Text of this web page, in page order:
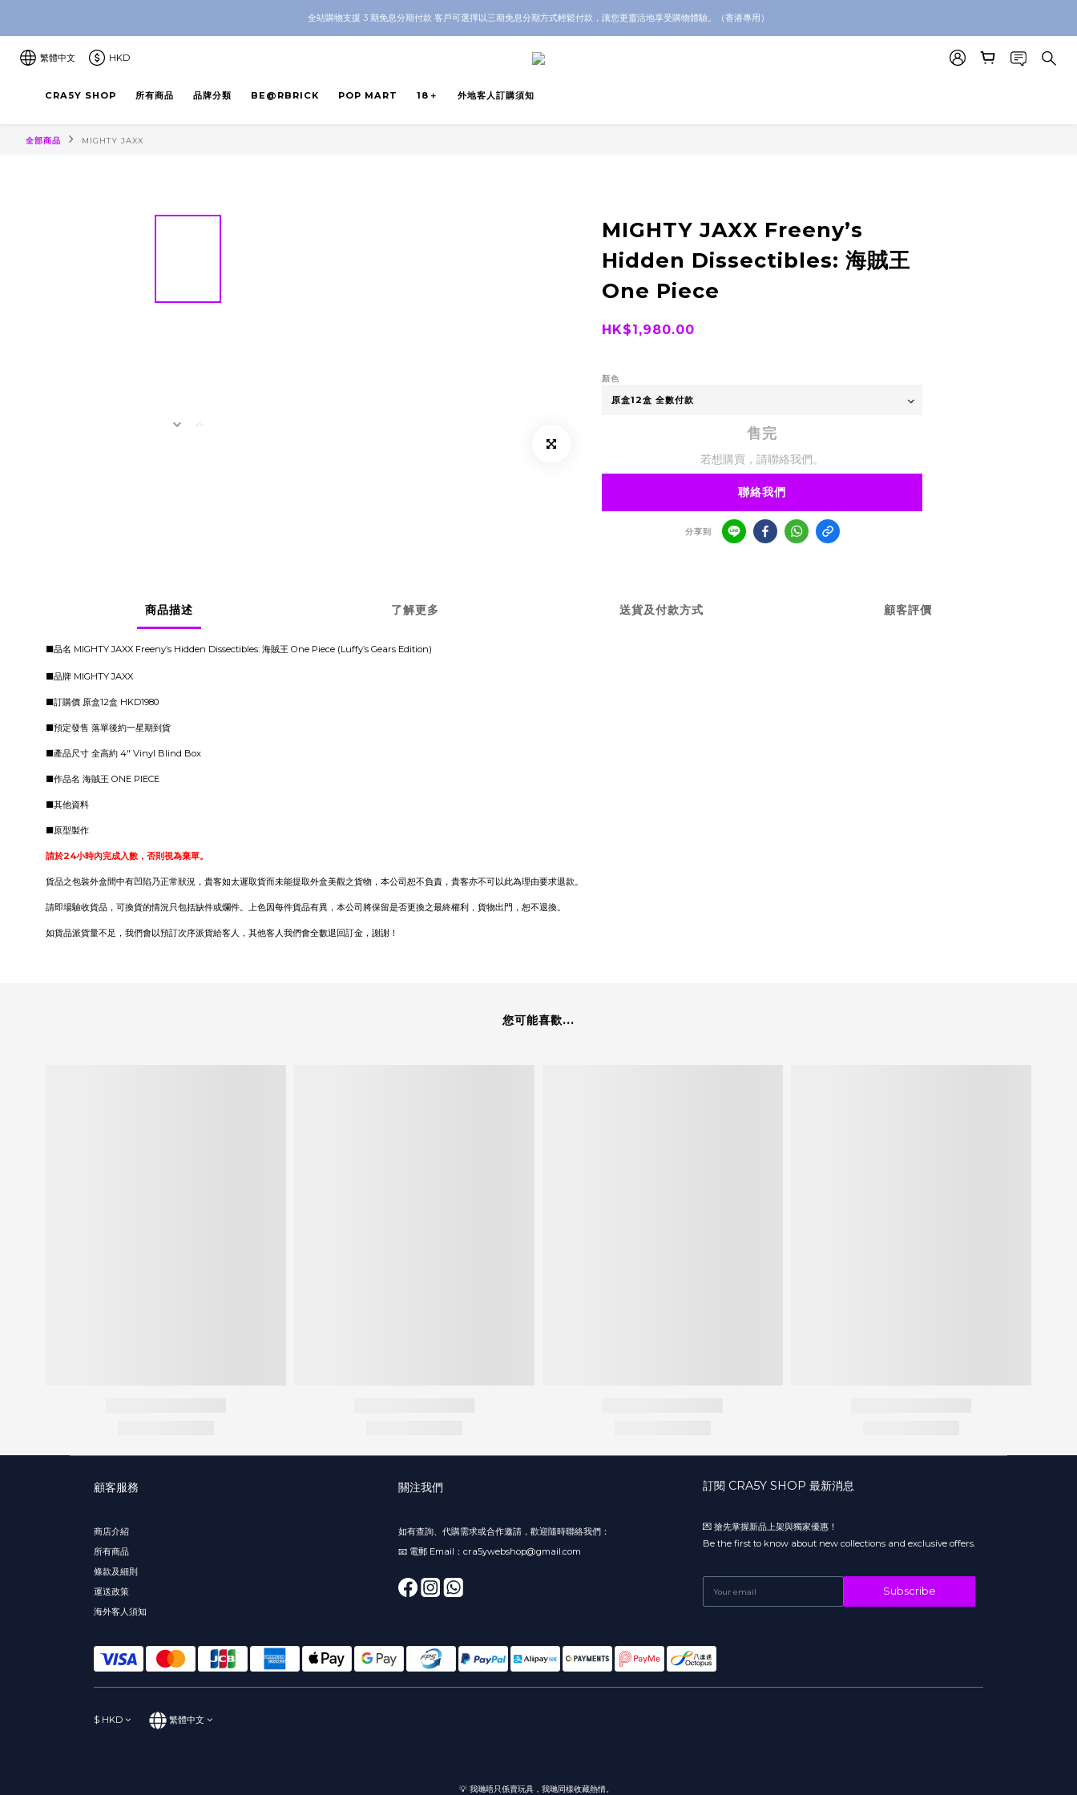
CRA5Y SHOP 全店 100% 正品保證｜支持香港本地 + 海外寄送｜💬 有任何問題？歡迎 WhatsApp 聯絡我們查詢代購服務
全站購物支援 3 期免息分期付款 客戶可選擇以三期免息分期方式輕鬆付款，讓您更靈活地享受購物體驗。（香港專用）
CRA5Y SHOP 全店 100% 正品保證｜支持香港本地 + 海外寄送｜💬 有任何問題？歡迎 WhatsApp 聯絡我們查詢代購服務
繁體中文 HKD
CRA5Y SHOP 所有商品 品牌分類 BE@RBRICK POP MART 18＋ 外地客人訂購須知
全部商品 MIGHTY JAXX
MIGHTY JAXX Freeny’s
Hidden Dissectibles: 海賊王
One Piece
HK$1,980.00
顏色
售完
若想購買，請聯絡我們。
聯絡我們
分享到
商品描述 了解更多 送貨及付款方式 顧客評價
■品名 MIGHTY JAXX Freeny’s Hidden Dissectibles: 海賊王 One Piece (Luffy’s Gears Edition)
■品牌 MIGHTY JAXX
■訂購價 原盒12盒 HKD1980
■預定發售 落單後約一星期到貨
■產品尺寸 全高約 4" Vinyl Blind Box
■作品名 海賊王 ONE PIECE
■其他資料
■原型製作
請於24小時內完成入數，否則視為棄單。
貨品之包裝外盒間中有凹陷乃正常狀況，貴客如太遲取貨而未能提取外盒美觀之貨物，本公司恕不負責，貴客亦不可以此為理由要求退款。
請即場驗收貨品，可換貨的情況只包括缺件或爛件。上色因每件貨品有異，本公司將保留是否更換之最終權利，貨物出門，恕不退換。
如貨品派貨量不足，我們會以預訂次序派貨給客人，其他客人我們會全數退回訂金，謝謝！
您可能喜歡...
顧客服務
商店介紹
所有商品
條款及細則
運送政策
海外客人須知
關注我們
如有查詢、代購需求或合作邀請，歡迎隨時聯絡我們：
📧 電郵 Email：cra5ywebshop@gmail.com
訂閱 CRA5Y SHOP 最新消息
💌 搶先掌握新品上架與獨家優惠！
Be the first to know about new collections and exclusive offers.
Subscribe
$ HKD 繁體中文
💡 我哋唔只係賣玩具，我哋同樣收藏熱情。